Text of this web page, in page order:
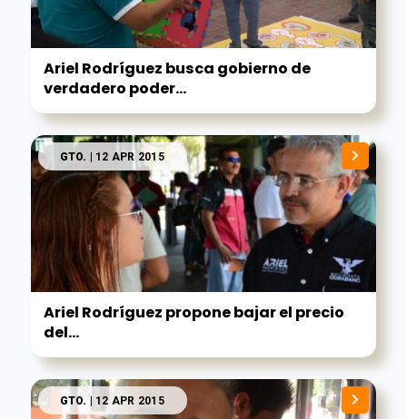
Ariel Rodríguez busca gobierno de
verdadero poder...
GTO. | 12 APR 2015
Ariel Rodríguez propone bajar el precio
del...
GTO. | 12 APR 2015